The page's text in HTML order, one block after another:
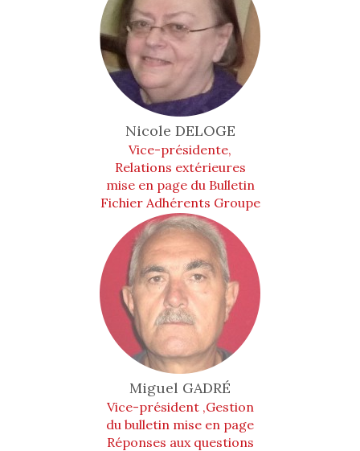
Nicole DELOGE
Vice-présidente,
Relations extérieures
mise en page du Bulletin
Fichier Adhérents Groupe
Animation
Miguel GADRÉ
Vice-président ,Gestion
du bulletin mise en page
Réponses aux questions